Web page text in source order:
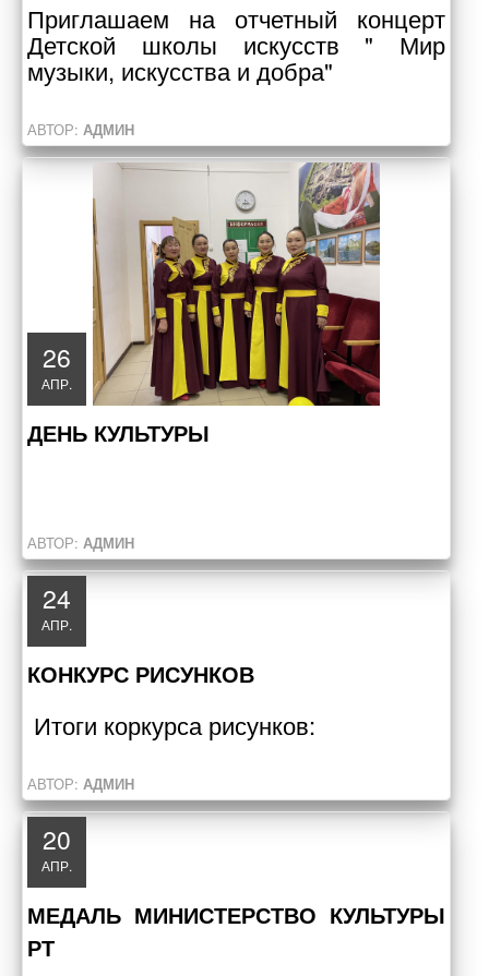
Приглашаем на отчетный концерт
Детской школы искусств " Мир
музыки, искусства и добра"
АВТОР: АДМИН
26
АПР.
ДЕНЬ КУЛЬТУРЫ
АВТОР: АДМИН
24
АПР.
КОНКУРС РИСУНКОВ
Итоги коркурса рисунков:
АВТОР: АДМИН
20
АПР.
МЕДАЛЬ МИНИСТЕРСТВО КУЛЬТУРЫ
РТ